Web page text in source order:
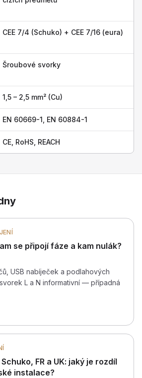
CEE 7/4 (Schuko) + CEE 7/16 (eura)
Šroubové svorky
1,5 – 2,5 mm² (Cu)
EN 60669-1, EN 60884-1
CE, RoHS, REACH
se připojí fáze a kam nulák?
USB nabíječek a podlahových
L a N informativní — případná
FR a UK: jaký je rozdíl
instalace?